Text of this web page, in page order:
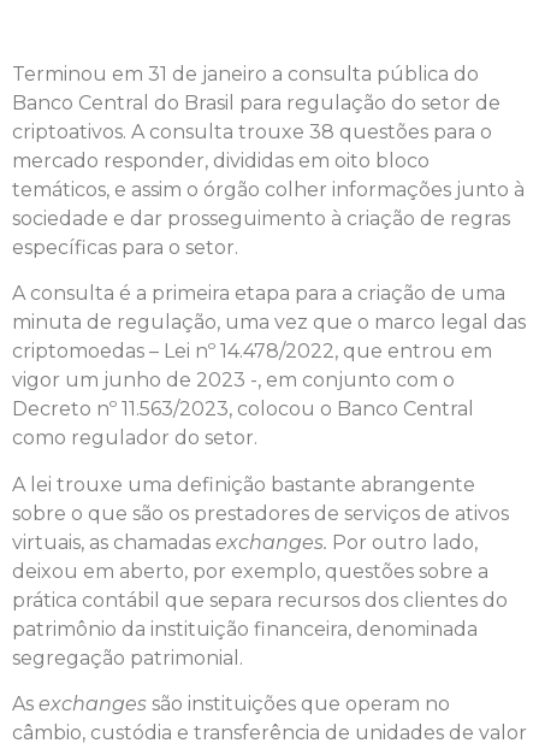
Terminou em 31 de janeiro a consulta pública do
Banco Central do Brasil para regulação do setor de
criptoativos. A consulta trouxe 38 questões para o
mercado responder, divididas em oito bloco
temáticos, e assim o órgão colher informações junto à
sociedade e dar prosseguimento à criação de regras
específicas para o setor.
A consulta é a primeira etapa para a criação de uma
minuta de regulação, uma vez que o marco legal das
criptomoedas – Lei nº 14.478/2022, que entrou em
vigor um junho de 2023 -, em conjunto com o
Decreto nº 11.563/2023, colocou o Banco Central
como regulador do setor.
A lei trouxe uma definição bastante abrangente
sobre o que são os prestadores de serviços de ativos
virtuais, as chamadas exchanges. Por outro lado,
deixou em aberto, por exemplo, questões sobre a
prática contábil que separa recursos dos clientes do
patrimônio da instituição financeira, denominada
segregação patrimonial.
As exchanges são instituições que operam no
câmbio, custódia e transferência de unidades de valor